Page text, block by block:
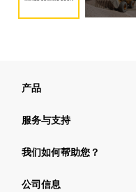
产品
服务与支持
我们如何帮助您？
公司信息